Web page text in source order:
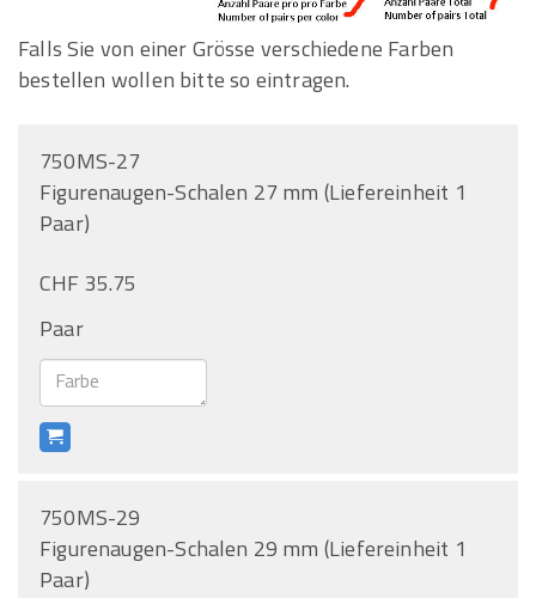
Falls Sie von einer Grösse verschiedene Farben
bestellen wollen bitte so eintragen.
750MS-27
Figurenaugen-Schalen 27 mm (Liefereinheit 1
Paar)
CHF 35.75
Paar
750MS-29
Figurenaugen-Schalen 29 mm (Liefereinheit 1
Paar)